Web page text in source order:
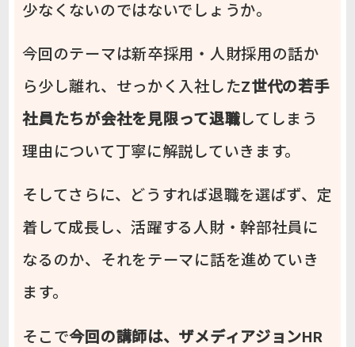
少なくないのではないでしょうか。
今回のテーマは新卒採用・人財採用の話か
ら少し離れ、せっかく入社したZ世代の若手
社員たちが会社を見限って退職してしまう
理由について丁寧に解説していきます。
そしてさらに、どうすれば退職を選ばず、定
着して成長し、活躍する人財・幹部社員に
なるのか、それをテーマに話を進めていき
ます。
そこで今回の講師は、ザメディアジョンHR